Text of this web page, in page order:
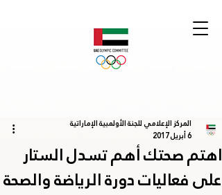
اهتم صحتك أهم تسدل الستار
على فعاليات دورة الرياضة والصحة
المركز الإعلامي للجنة الأولمبية الإماراتية
6 أبريل 2017